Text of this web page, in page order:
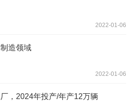
2022-01-06
造领域
2022-01-06
，2024年投产/年产12万辆